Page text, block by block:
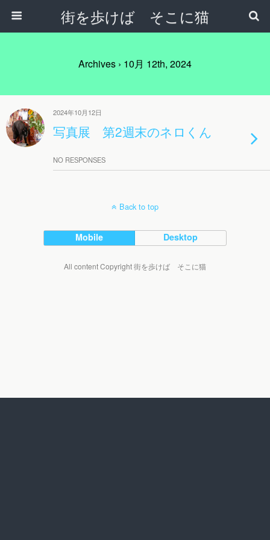
街を歩けば そこに猫
Archives › 10月 12th, 2024
2024年10月12日
写真展 第2週末のネロくん
NO RESPONSES
Back to top
Mobile Desktop
All content Copyright 街を歩けば そこに猫